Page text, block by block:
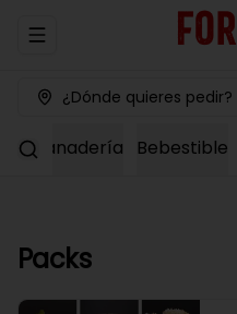
Abrir menu de navegación
¿Dónde quieres pedir?
Panadería Bebestible
Packs